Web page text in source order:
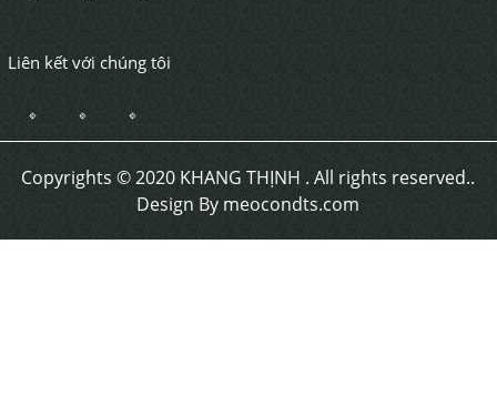
Liên kết với chúng tôi
Copyrights © 2020 KHANG THỊNH . All rights reserved..
Design By meocondts.com